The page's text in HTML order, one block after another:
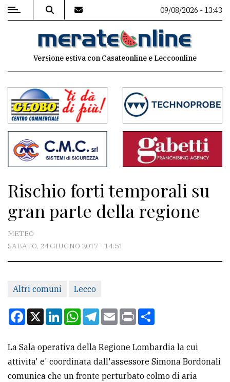
MENU
commenti
Contenuti
del
sito
Associazioni
Meteo
redazione
Scrivici
la
tua
pubblicità
09/08/2026 - 13:43
Versione estiva con Casateonline e Leccoonline
Rischio forti temporali su
gran parte della regione
METEO
SABATO, 24 GIUGNO 2017 - 14:51
Altri comuni Lecco
Facebook
X LinkedInWhatsApp
Telegram
EmailPrint
La Sala operativa della Regione Lombardia la cui
attivita' e' coordinata dall'assessore Simona Bordonali
comunica che un fronte perturbato colmo di aria